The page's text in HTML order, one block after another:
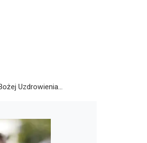
Uzdrowienia...